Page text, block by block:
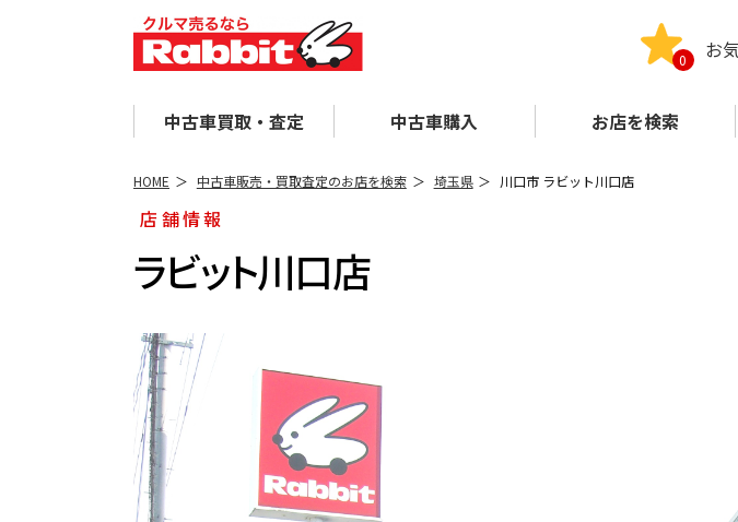
お
0
中古車買取・査定 中古車購入 お店を検索
HOME 中古車販売・買取査定のお店を検索 埼玉県 川口市 ラビット川口店
店舗情報
ラビット川口店